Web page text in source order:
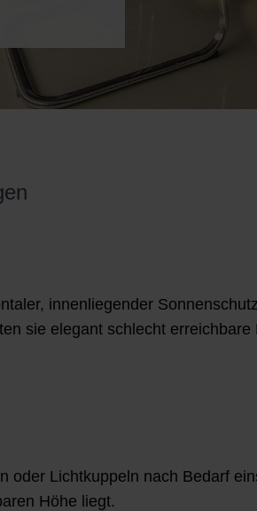
innenliegender
sie elegant schlecht erreichbare
oder Lichtkuppeln nach Bedarf
Höhe liegt.